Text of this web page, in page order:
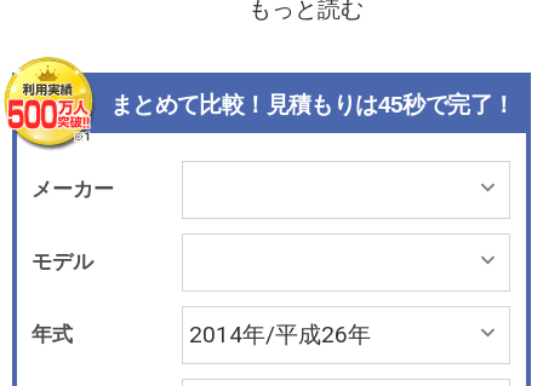
純正カーナビを手軽に装着できるナビ装着用スペ
日にはオデッセイ誕生20周年を記念して、アブソ
ルートをベースに内外装に人気の装備を追加した
特別仕様車「アブソルート・20th アニバーサリ
ー」を発売した。
もっと読む
まとめて比較！見積もりは45秒で完了！
メーカー
モデル
年式